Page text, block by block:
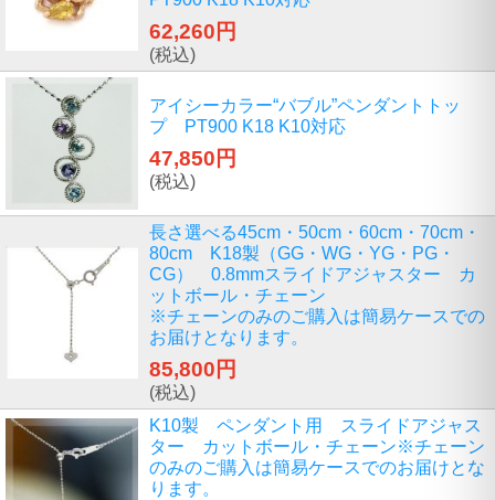
62,260円
(税込)
アイシーカラー“バブル”ペンダントトッ
プ PT900 K18 K10対応
47,850円
(税込)
長さ選べる45cm・50cm・60cm・70cm・
80cm K18製（GG・WG・YG・PG・
CG） 0.8mmスライドアジャスター カ
ットボール・チェーン
※チェーンのみのご購入は簡易ケースでの
お届けとなります。
85,800円
(税込)
K10製 ペンダント用 スライドアジャス
ター カットボール・チェーン※チェーン
のみのご購入は簡易ケースでのお届けとな
ります。